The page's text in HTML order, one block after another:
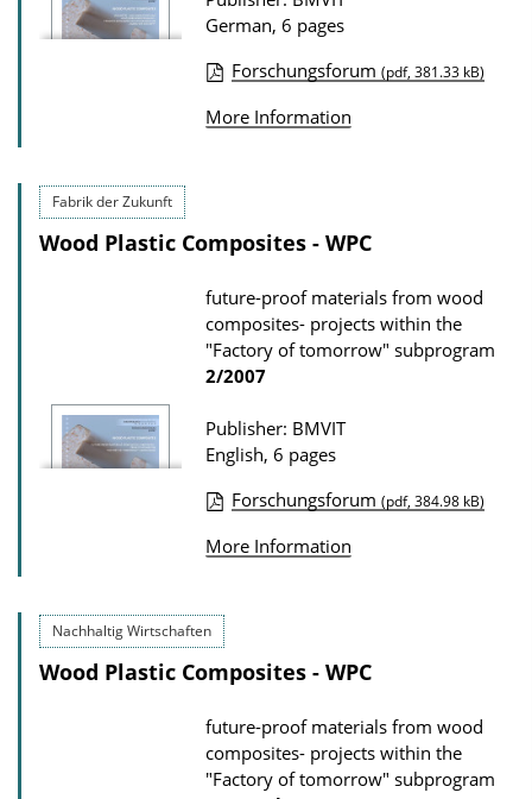
n
o
w
a
d
s
German, 6 pages
u
i
a
t
i
n
D
o
n
o
a
s
Forschungsforum (pdf, 381.33 kB)
More Information
Fabrik der Zukunft
Wood Plastic Composites - WPC
future-proof materials from wood
composites- projects within the
"Factory of tomorrow" subprogram
2/2007
Publisher: BMVIT
English, 6 pages
u
l
i
a
t
Forschungsforum (pdf, 384.98 kB)
More Information
Nachhaltig Wirtschaften
Wood Plastic Composites - WPC
future-proof materials from wood
composites- projects within the
"Factory of tomorrow" subprogram